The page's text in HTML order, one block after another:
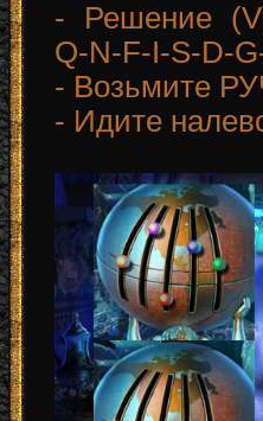
- Решение
Q-N-F-I-S-D-
- Возьмите
- Идите